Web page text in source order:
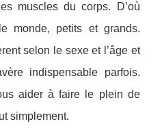
muscles du corps. D’où
monde, petits et grands.
selon le sexe et l’âge et
indispensable parfois.
aider à faire le plein de
simplement.